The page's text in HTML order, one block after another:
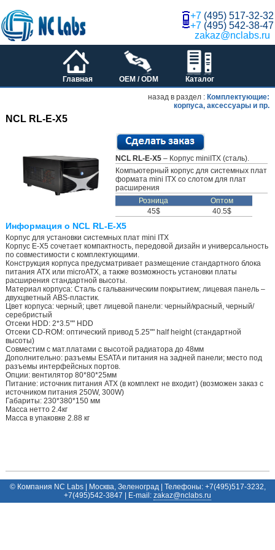
+7 (495) 517-32-32
+7 (495) 542-38-47
zakaz@nclabs.ru
Главная OEM / ODM Каталог
назад в раздел : Комплектующие:
корпуса, аксессуары и пр.
NCL RL-E-X5
NCL RL-E-X5– Корпус miniITX (сталь).
Компьютерный корпус для системных плат
формата mini ITX cо слотом для плат
расширения
Розница
Оптом
45$
40.5$
Информация о NCL RL-E-X5
Корпус для установки системных плат mini ITX
Корпус E-X5 сочетает компактность, передовой дизайн и универсальность
по совместимости с комплектующими.
Конструкция корпуса предусматривает размещение стандартного блока
питания ATX или microATX, а также возможность установки платы
расширения стандартной высоты.
Материал корпуса: Сталь с гальваническим покрытием; лицевая панель –
двухцветный ABS-пластик.
Цвет корпуса: черный; цвет лицевой панели: черный/красный, черный/
серебристый
Отсеки HDD: 2*3.5"" HDD
Отсеки CD-ROM: оптический привод 5.25"" half height (стандартной
высоты)
Совместим с мат.платами с высотой радиатора до 48мм
Дополнительно: разъемы ESATA и питания на задней панели; место под
разъемы интерфейсных портов.
Опции: вентилятор 80*80*25мм
Питание: источник питания ATX (в комплект не входит) (возможен заказ с
источником питания 250W, 300W)
Габариты: 230*380*150 мм
Масса нетто 2.4кг
Масса в упаковке 2.88 кг
© Компания NC Labs | Москва, Зеленоград | Телефоны: +7(495)517-3232,
+7(495)542-3847 | E-mail: ur.sbalcn@zakaz